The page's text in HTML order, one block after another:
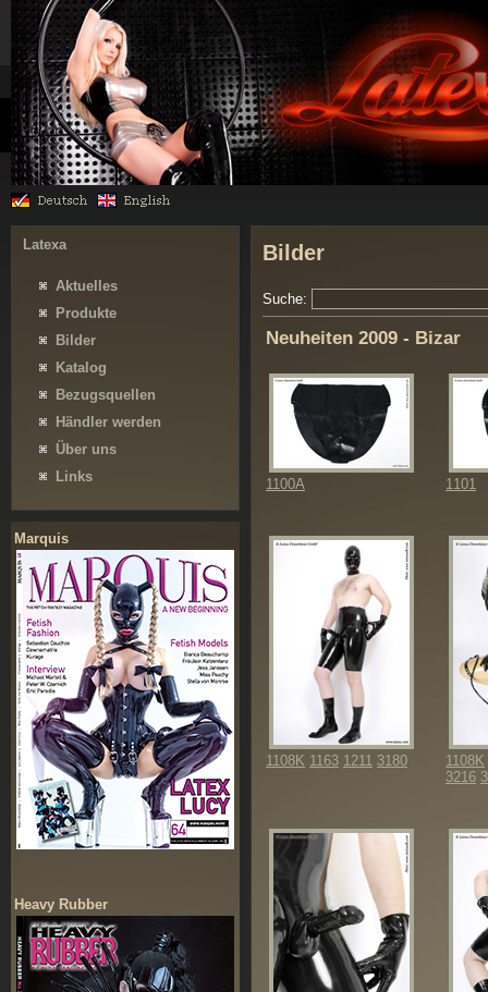
Latexa
Aktuelles
Produkte
Bilder
Katalog
Bezugsquellen
Händler werden
Über uns
Links
Marquis
Heavy Rubber
Bilder
Suche:
Neuheiten 2009 - Bizar
1100A 1101
1108K 1163 1211 3180
1108K
3216